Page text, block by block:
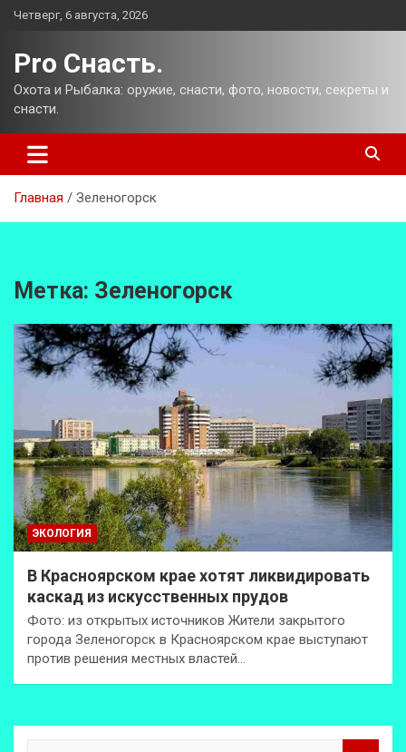
Перейти
Четверг, 6 августа, 2026
Pro Снасть.
Охота и Рыбалка: оружие, снасти, фото, новости, секреты и
снасти.
Главная Зеленогорск
Метка: Зеленогорск
ЭКОЛОГИЯ
В Красноярском крае хотят ликвидировать
каскад из искусственных прудов
Фото: из открытых источников Жители закрытого
города Зеленогорск в Красноярском крае выступают
против решения местных властей…